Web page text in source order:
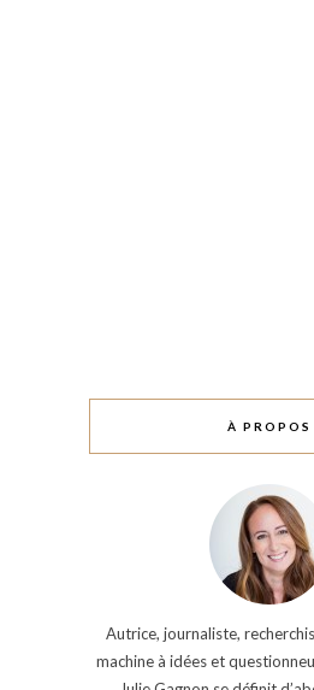
À PROPOS
Autrice, journaliste,
machine à idées et